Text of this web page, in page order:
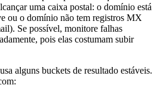
uma caixa postal: o domínio está
ou o domínio não tem registros MX
Se possível, monitore falhas
pois elas costumam subir
alguns buckets de resultado estáveis.